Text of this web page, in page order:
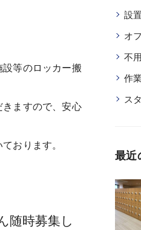
等のロッカー搬
ますので、安心
おります。
随時募集し
設
オ
不
作
ス
最近